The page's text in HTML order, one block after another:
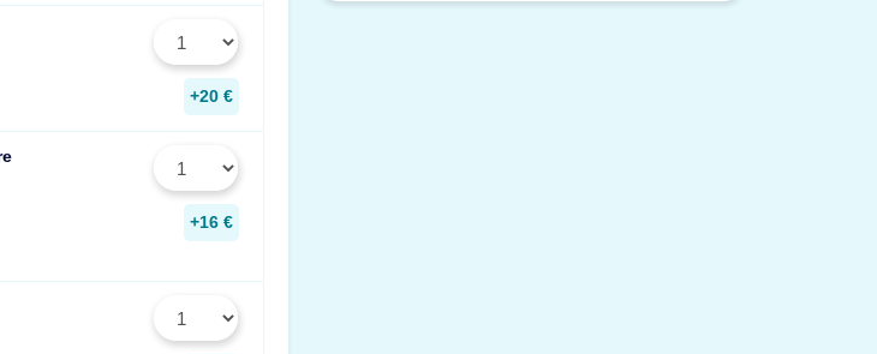
+20 €
+16 €